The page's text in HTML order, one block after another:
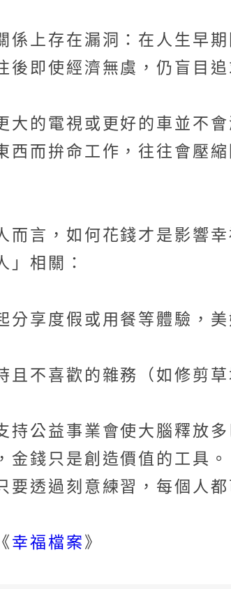
係上存在漏洞：在人生早
後即使經濟無虞，仍盲目追
大的電視或更好的車並不
西而拚命工作，往往會壓
而言，如何花錢才是影響
」相關：
分享度假或用餐等體驗，
且不喜歡的雜務（如修剪
持公益事業會使大腦釋放
金錢只是創造價值的工具。
要透過刻意練習，每個人
幸福檔案》